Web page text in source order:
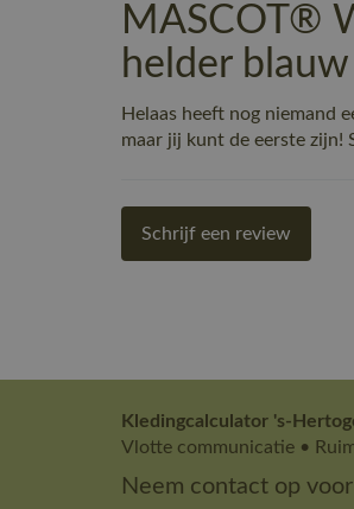
MASCOT®
helder
Helaas heeft nog niemand
maar jij kunt de eerste zijn!
Schrijf een review
Kledingcalculator 's-
Vlotte communicatie •
Neem contact op